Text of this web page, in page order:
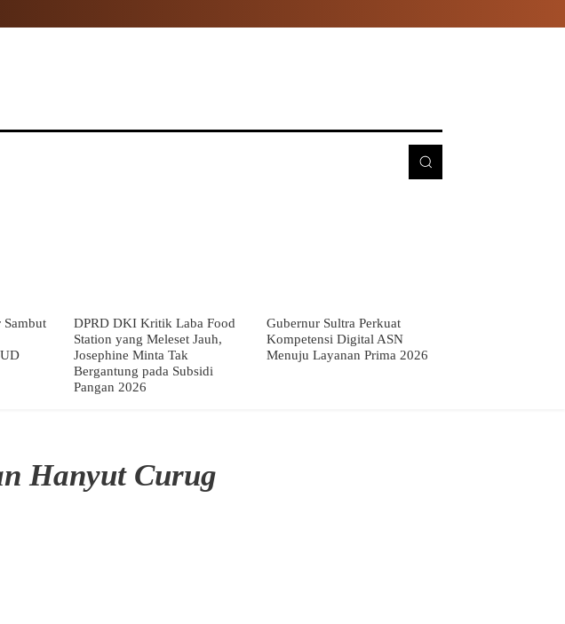
DPRD DKI Kritik Laba Food
Station yang Meleset Jauh,
Josephine Minta Tak
Bergantung pada Subsidi
Pangan 2026
Gubernur Sultra Perkuat
Kompetensi Digital ASN
Menuju Layanan Prima 2026
Hanyut Curug